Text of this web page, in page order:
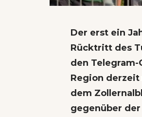
Der erst ein
Rücktritt des
den Telegram-
Region
dem
gegenüber der